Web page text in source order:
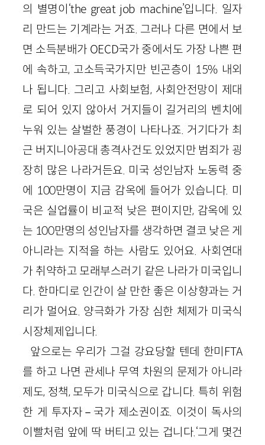
의 별명이‘the great job machine’입니다. 일자
리 만드는 기계라는 거죠. 그러나 다른 면에서 보
면 소득분배가 OECD국가 중에서도 가장 나쁜 편
에 속하고, 고소득국가지만 빈곤층이 15% 내외
나 됩니다. 그리고 사회보험, 사회안전망이 제대
로 되어 있지 않아서 거지들이 길거리의 벤치에
누워 있는 살벌한 풍경이 나타나죠. 거기다가 최
근 버지니아공대 총격사건도 있었지만 범죄가 굉
장히 많은 나라거든요. 미국 성인남자 노동력 중
에 100만명이 지금 감옥에 들어가 있습니다. 미
국은 실업률이 비교적 낮은 편이지만, 감옥에 있
는 100만명의 성인남자를 생각하면 결코 낮은 게
아니라는 지적을 하는 사람도 있어요. 사회연대
가 취약하고 모래부스러기 같은 나라가 미국입니
다. 한마디로 인간이 살 만한 좋은 이상향과는 거
리가 멀어요. 양극화가 가장 심한 체제가 미국식
시장체제입니다.
앞으로는 우리가 그걸 강요당할 텐데 한미FTA
를 하고 나면 관세나 무역 차원의 문제가 아니라
제도, 정책, 모두가 미국식으로 갑니다. 특히 위험
한 게 투자자－국가 제소권이죠. 이것이 독사의
이빨처럼 앞에 딱 버티고 있는 겁니다.‘그게 몇건